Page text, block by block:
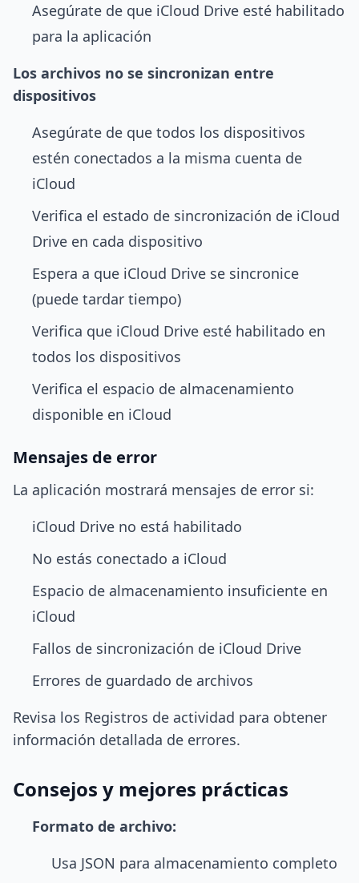
Asegúrate de que iCloud Drive esté habilitado
para la aplicación
Los archivos no se sincronizan entre
dispositivos
Asegúrate de que todos los dispositivos
estén conectados a la misma cuenta de
iCloud
Verifica el estado de sincronización de iCloud
Drive en cada dispositivo
Espera a que iCloud Drive se sincronice
(puede tardar tiempo)
Verifica que iCloud Drive esté habilitado en
todos los dispositivos
Verifica el espacio de almacenamiento
disponible en iCloud
Mensajes de error
La aplicación mostrará mensajes de error si:
iCloud Drive no está habilitado
No estás conectado a iCloud
Espacio de almacenamiento insuficiente en
iCloud
Fallos de sincronización de iCloud Drive
Errores de guardado de archivos
Revisa los Registros de actividad para obtener
información detallada de errores.
Consejos y mejores prácticas
Formato de archivo:
Usa JSON para almacenamiento completo